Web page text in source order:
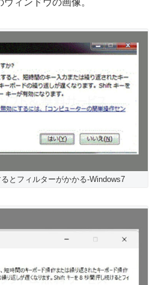
とフィルターがかかる-Windows7